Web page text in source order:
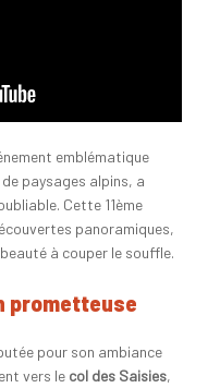
emblématique
paysages alpins, a
Cette 11ème
panoramiques,
à couper le souffle.
prometteuse
pour son ambiance
vers le col des Saisies,